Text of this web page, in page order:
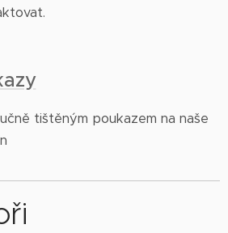
tištěným poukazem na naše